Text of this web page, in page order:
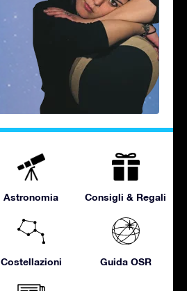
Astronomia Consigli & Regali
Costellazioni Guida OSR